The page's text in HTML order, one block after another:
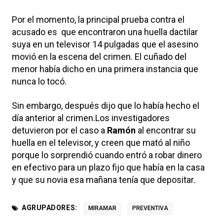
Por el momento, la principal prueba contra el
acusado es que encontraron una huella dactilar
suya en un televisor 14 pulgadas que el asesino
movió en la escena del crimen. El cuñado del
menor había dicho en una primera instancia que
nunca lo tocó.
Sin embargo, después dijo que lo había hecho el
día anterior al crimen.Los investigadores
detuvieron por el caso a Ramón al encontrar su
huella en el televisor, y creen que mató al niño
porque lo sorprendió cuando entró a robar dinero
en efectivo para un plazo fijo que había en la casa
y que su novia esa mañana tenía que depositar.
AGRUPADORES: MIRAMAR PREVENTIVA